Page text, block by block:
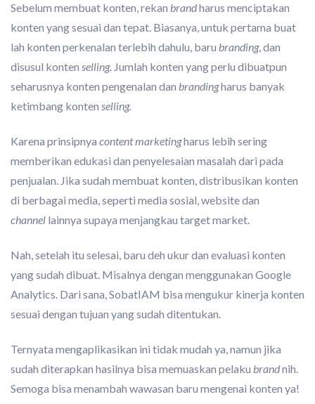
Sebelum membuat konten, rekan brandharus menciptakan
konten yang sesuai dan tepat. Biasanya, untuk pertama buat
lah konten perkenalan terlebih dahulu, baru branding, dan
disusul konten selling. Jumlah konten yang perlu dibuatpun
seharusnya konten pengenalan dan brandingharus banyak
ketimbang konten selling.
Karena prinsipnya content marketingharus lebih sering
memberikan edukasi dan penyelesaian masalah dari pada
penjualan. Jika sudah membuat konten, distribusikan konten
di berbagai media, seperti media sosial, website dan
channel lainnya supaya menjangkau target market.
Nah, setelah itu selesai, baru deh ukur dan evaluasi konten
yang sudah dibuat. Misalnya dengan menggunakan Google
Analytics. Dari sana, SobatIAM bisa mengukur kinerja konten
sesuai dengan tujuan yang sudah ditentukan.
Ternyata mengaplikasikan ini tidak mudah ya, namun jika
sudah diterapkan hasilnya bisa memuaskan pelaku brandnih.
Semoga bisa menambah wawasan baru mengenai konten ya!